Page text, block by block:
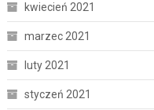
kwiecień 2021
marzec 2021
luty 2021
styczeń 2021